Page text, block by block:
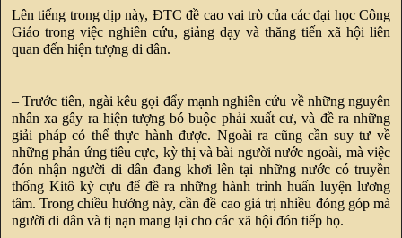
Lên tiếng trong dịp này, ĐTC đề cao vai trò của các đại học Công
Giáo trong việc nghiên cứu, giảng dạy và thăng tiến xã hội liên
quan đến hiện tượng di dân.
– Trước tiên, ngài kêu gọi đẩy mạnh nghiên cứu về những nguyên
nhân xa gây ra hiện tượng bó buộc phải xuất cư, và đề ra những
giải pháp có thể thực hành được. Ngoài ra cũng cần suy tư về
những phản ứng tiêu cực, kỳ thị và bài người nước ngoài, mà việc
đón nhận người di dân đang khơi lên tại những nước có truyền
thống Kitô kỳ cựu để đề ra những hành trình huấn luyện lương
tâm. Trong chiều hướng này, cần đề cao giá trị nhiều đóng góp mà
người di dân và tị nạn mang lại cho các xã hội đón tiếp họ.